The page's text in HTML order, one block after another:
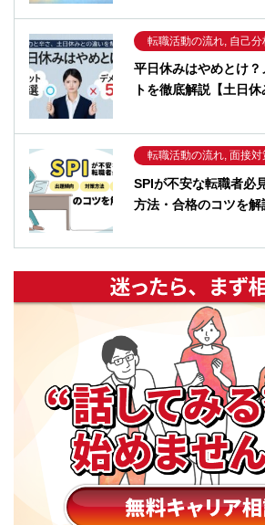
転職活動の流れ, 自己
平日休みはやめとけ
トを徹底解説【土日休
転職活動の流れ, 面接対
SPIが不安な転職者必
方法・合格のコツを解